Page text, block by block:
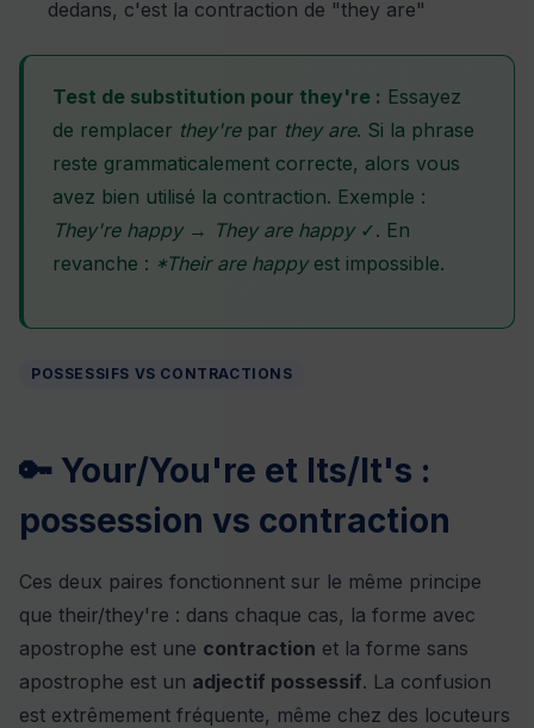
dedans, c'est la contraction de "they are"
Test de substitution pour they're : Essayez
de remplacer they'repar they are. Si la phrase
reste grammaticalement correcte, alors vous
avez bien utilisé la contraction. Exemple :
They're happy→ They are happy✓. En
revanche : *Their are happyest impossible.
POSSESSIFS VS CONTRACTIONS
🔑 Your/You're et Its/It's :
possession vs contraction
Ces deux paires fonctionnent sur le même principe
que their/they're : dans chaque cas, la forme avec
apostrophe est une contraction et la forme sans
apostrophe est un adjectif possessif. La confusion
est extrêmement fréquente, même chez des locuteurs